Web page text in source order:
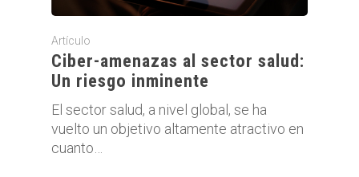
Artículo
Ciber-amenazas al sector salud:
Un riesgo inminente
El sector salud, a nivel global, se ha
vuelto un objetivo altamente atractivo en
cuanto…